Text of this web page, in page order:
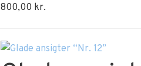
800,00 kr.